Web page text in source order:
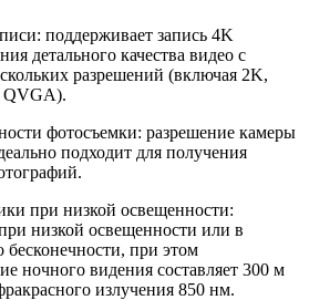
поддерживает запись 4K
детального качества видео с
разрешений (включая 2K,
QVGA).
фотосъемки: разрешение камеры
подходит для получения
при низкой освещенности:
низкой освещенности или в
бесконечности, при этом
ночного видения составляет 300 м
излучения 850 нм.